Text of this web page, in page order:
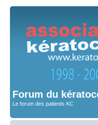
Forum du
Le forum des patients KC